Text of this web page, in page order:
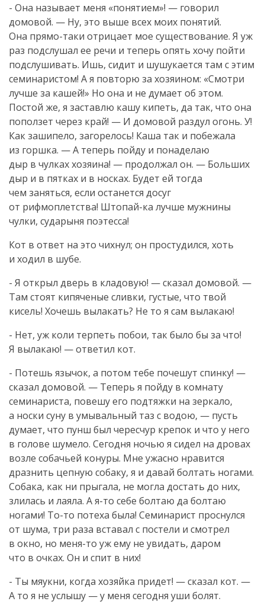
- Она называет меня «понятием»! — говорил
домовой. — Ну, это выше всех моих понятий.
Она прямо-таки отрицает мое существование. Я уж
раз подслушал ее речи и теперь опять хочу пойти
подслушивать. Ишь, сидит и шушукается там с этим
семинаристом! А я повторю за хозяином: «Смотри
лучше за кашей!» Но она и не думает об этом.
Постой же, я заставлю кашу кипеть, да так, что она
поползет через край! — И домовой раздул огонь. У!
Как зашипело, загорелось! Каша так и побежала
из горшка. — А теперь пойду и понаделаю
дыр в чулках хозяина! — продолжал он. — Больших
дыр и в пятках и в носках. Будет ей тогда
чем заняться, если останется досуг
от рифмоплетства! Штопай-ка лучше мужнины
чулки, сударыня поэтесса!
Кот в ответ на это чихнул; он простудился, хоть
и ходил в шубе.
- Я открыл дверь в кладовую! — сказал домовой. —
Там стоят кипяченые сливки, густые, что твой
кисель! Хочешь вылакать? Не то я сам вылакаю!
- Нет, уж коли терпеть побои, так было бы за что!
Я вылакаю! — ответил кот.
- Потешь язычок, а потом тебе почешут спинку! —
сказал домовой. — Теперь я пойду в комнату
семинариста, повешу его подтяжки на зеркало,
а носки суну в умывальный таз с водою, — пусть
думает, что пунш был чересчур крепок и что у него
в голове шумело. Сегодня ночью я сидел на дровах
возле собачьей конуры. Мне ужасно нравится
дразнить цепную собаку, я и давай болтать ногами.
Собака, как ни прыгала, не могла достать до них,
злилась и лаяла. Ая-то себе болтаю да болтаю
ногами! То-то потеха была! Семинарист проснулся
от шума, три раза вставал с постели и смотрел
в окно, но меня-то уж ему не увидать, даром
что в очках. Он и спит в них!
- Ты мяукни, когда хозяйка придет! — сказал кот. —
А то я не услышу — у меня сегодня уши болят.